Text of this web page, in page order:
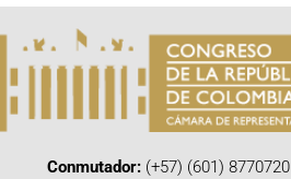
Conmutador:(+57) (601) 8770720